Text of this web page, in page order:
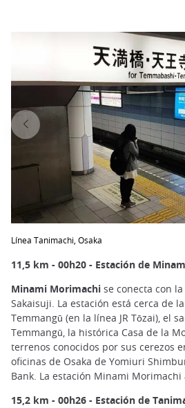
Línea Tanimachi, Osaka
11,5 km - 00h20 - Estación de
Minami Morimachi se conecta con
Sakaisuji. La estación está cerca de
Temmangū (en la línea JR Tōzai), el
Temmangū, la histórica Casa de la
terrenos conocidos por sus cerezos
oficinas de Osaka de Yomiuri
Bank. La estación Minami Morimachi
15,2 km - 00h26 - Estación de